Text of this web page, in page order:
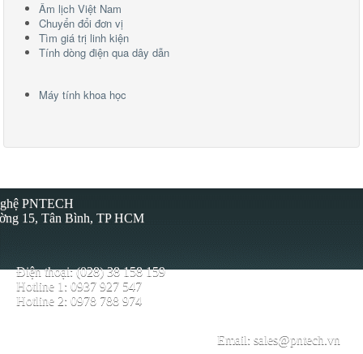
Âm lịch Việt Nam
Chuyển đổi đơn vị
Tìm giá trị linh kiện
Tính dòng điện qua dây dẫn
Máy tính khoa học
PNTECH
15, Tân Bình, TP HCM
Điện thoại: (028) 38 158 159
Hotline 1: 0937 927 547
Hotline 2: 0978 788 974
Email: sales@pntech.vn